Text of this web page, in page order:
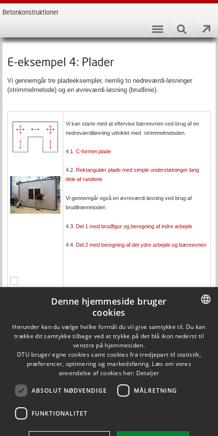
Betonkonstruktioner
E-eksempel 4: Plader
Vi gennemgår tre pladeeksempler, nemlig to nedreværdi-løsninger
(strimmelmetode) og en øvreværdi-løsning (brudlinie).
Vi kan starte med at eftervise bæreevnen ved brug af en
nedreværdiløsning udviklet med strimmelmetoden.
4.1. C-formet plade
4.2. Rektangulær plade med simple understøtninger lang
dele af randene
Vi gennemgår også en øvreværdi løsning ved brug af
brudliniemetoden
4.3. Del 1 med brudfigur og beregning af indre arbejde
4.4. Del 2 med beregning af det ydre arbejde og bæreevnen
Opdateret af Pg den 30. april 2015
Ansvarlig: Pg
Institut for Byggeri og Anlæg
Danmarks Tekniske Universitet
DK-2800 Kgs. Lyngby
DANISH
ENGLISH
Denne hjemmeside bruger
cookies
Herunder kan du vælge hvilke formål du vil give samtykke til. Du kan
trække dit samtykke tilbage ved at trykke på det blå ikon nederst til
venstre på hjemmesiden.
DTU bruger egne cookies samt cookies fra tredjepart til statistik,
præferencer, optimering og markedsføring. Læs om vores
anvendelse af cookies her: Detaljer
ABSOLUT NØDVENDIGE MÅLRETNING
FUNKTIONALITET